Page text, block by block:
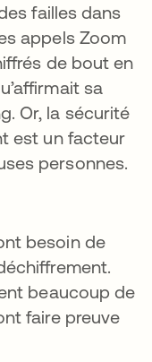
failles dans
appels Zoom
de bout en
sa
Or, la sécurité
est un facteur
personnes.
besoin de
beaucoup de
faire preuve